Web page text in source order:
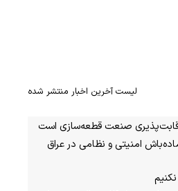
لیست آخرین اخبار منتشر شده
صنعت قطعه‌سازی است
امنیتی و نظامی در عراق